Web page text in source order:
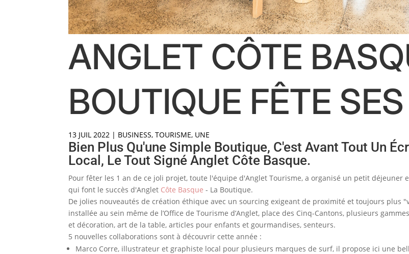
ANGLET CÔTE
BOUTIQUE FÊTE
13 JUIL 2022 | BUSINESS,TOURISME, UNE
Bien Plus Qu'une Simple Boutique, C'est Avant Tout Un
Local, Le Tout Signé Anglet Côte Basque.
Pour fêter les 1 an de ce joli projet, toute l'équipe d'Anglet Tourisme, a organisé un petit déjeuner
qui font le succès d'Anglet Côte Basque - La Boutique.
De jolies nouveautés de création éthique avec un sourcing exigeant de proximité et toujours plus
installée au sein même de l’Office de Tourisme d’Anglet, place des Cinq-Cantons, plusieurs
et décoration, art de la table, articles pour enfants et gourmandises, senteurs.
5 nouvelles collaborations sont à découvrir cette année :
Marco Corre, illustrateur et graphiste local pour plusieurs marques de surf, il propose ici une